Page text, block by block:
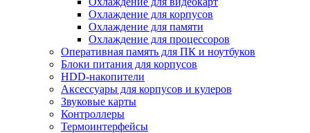
Охлаждение для корпусов
Охлаждение для памяти
Охлаждение для процессоров
Оперативная память для ПК и ноутбуков
Блоки питания для корпусов
HDD-накопители
Аксессуары для корпусов и кулеров
Звуковые карты
Контроллеры
Термоинтерфейсы